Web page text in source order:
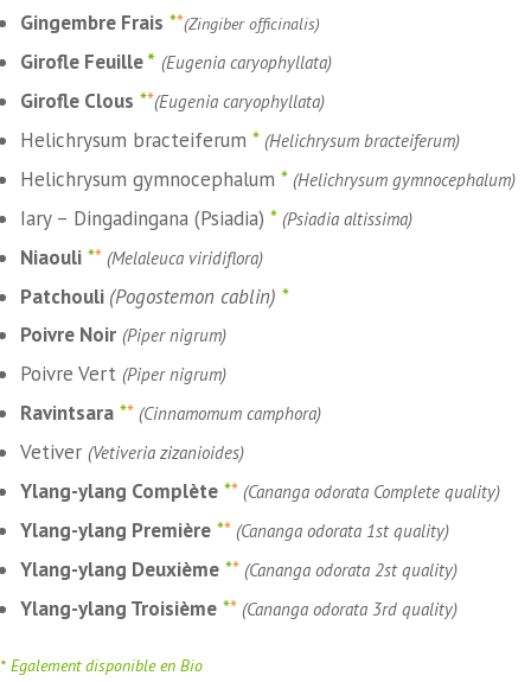
Gingembre Frais **(Zingiber officinalis)
Girofle Feuille* (Eugenia caryophyllata)
Girofle Clous **(Eugenia caryophyllata)
Helichrysum bracteiferum * (Helichrysum bracteiferum)
Helichrysum gymnocephalum * (Helichrysum gymnocephalum)
Iary – Dingadingana (Psiadia) * (Psiadia altissima)
Niaouli ** (Melaleuca viridiflora)
Patchouli (Pogostemon cablin) *
Poivre Noir (Piper nigrum)
Poivre Vert (Piper nigrum)
Ravintsara ** (Cinnamomum camphora)
Vetiver (Vetiveria zizanioides)
Ylang-ylang Complète ** (Cananga odorata Complete quality)
Ylang-ylang Première ** (Cananga odorata 1st quality)
Ylang-ylang Deuxième ** (Cananga odorata 2st quality)
Ylang-ylang Troisième ** (Cananga odorata 3rd quality)
* Egalement disponible en Bio